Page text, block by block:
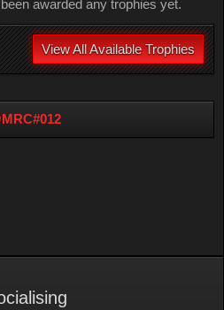
awarded any trophies yet.
View All Available Trophies